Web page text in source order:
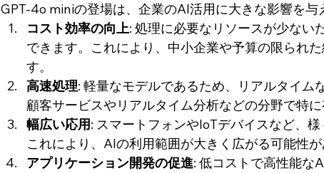
GPT-4o miniの登場は、企業のAI活用に大きな影響を与
コスト効率の向上: 処理に必要なリソースが少ない
できます。これにより、中小企業や予算の限られ
す。
高速処理: 軽量なモデルであるため、リアルタイム
顧客サービスやリアルタイム分析などの分野で特に
幅広い応用: スマートフォンやIoTデバイスなど、
これにより、AIの利用範囲が大きく広がる可能性が
アプリケーション開発の促進: 低コストで高性能な